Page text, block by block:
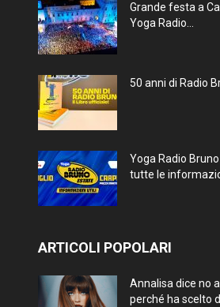
Grande festa a
Yoga Radio...
50 anni di Radio
Yoga Radio
tutte le
ARTICOLI POPOLARI
Annalisa dice no
perché ha scelto